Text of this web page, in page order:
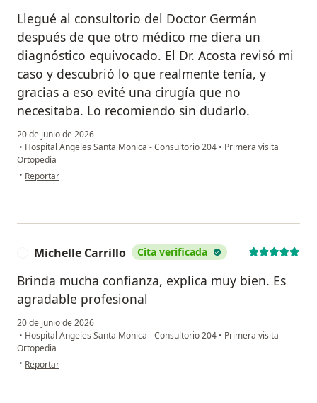
Llegué al consultorio del Doctor Germán
después de que otro médico me diera un
diagnóstico equivocado. El Dr. Acosta revisó mi
caso y descubrió lo que realmente tenía, y
gracias a eso evité una cirugía que no
necesitaba. Lo recomiendo sin dudarlo.
20 de junio de 2026
• Hospital Angeles Santa Monica - Consultorio 204 • Primera visita
Ortopedia
• en opinión del usuario Alicia Palacios
Reportar
Michelle Carrillo Cita verificada
Brinda mucha confianza, explica muy bien. Es
agradable profesional
20 de junio de 2026
• Hospital Angeles Santa Monica - Consultorio 204 • Primera visita
Ortopedia
• en opinión del usuario Michelle Carrillo
Reportar